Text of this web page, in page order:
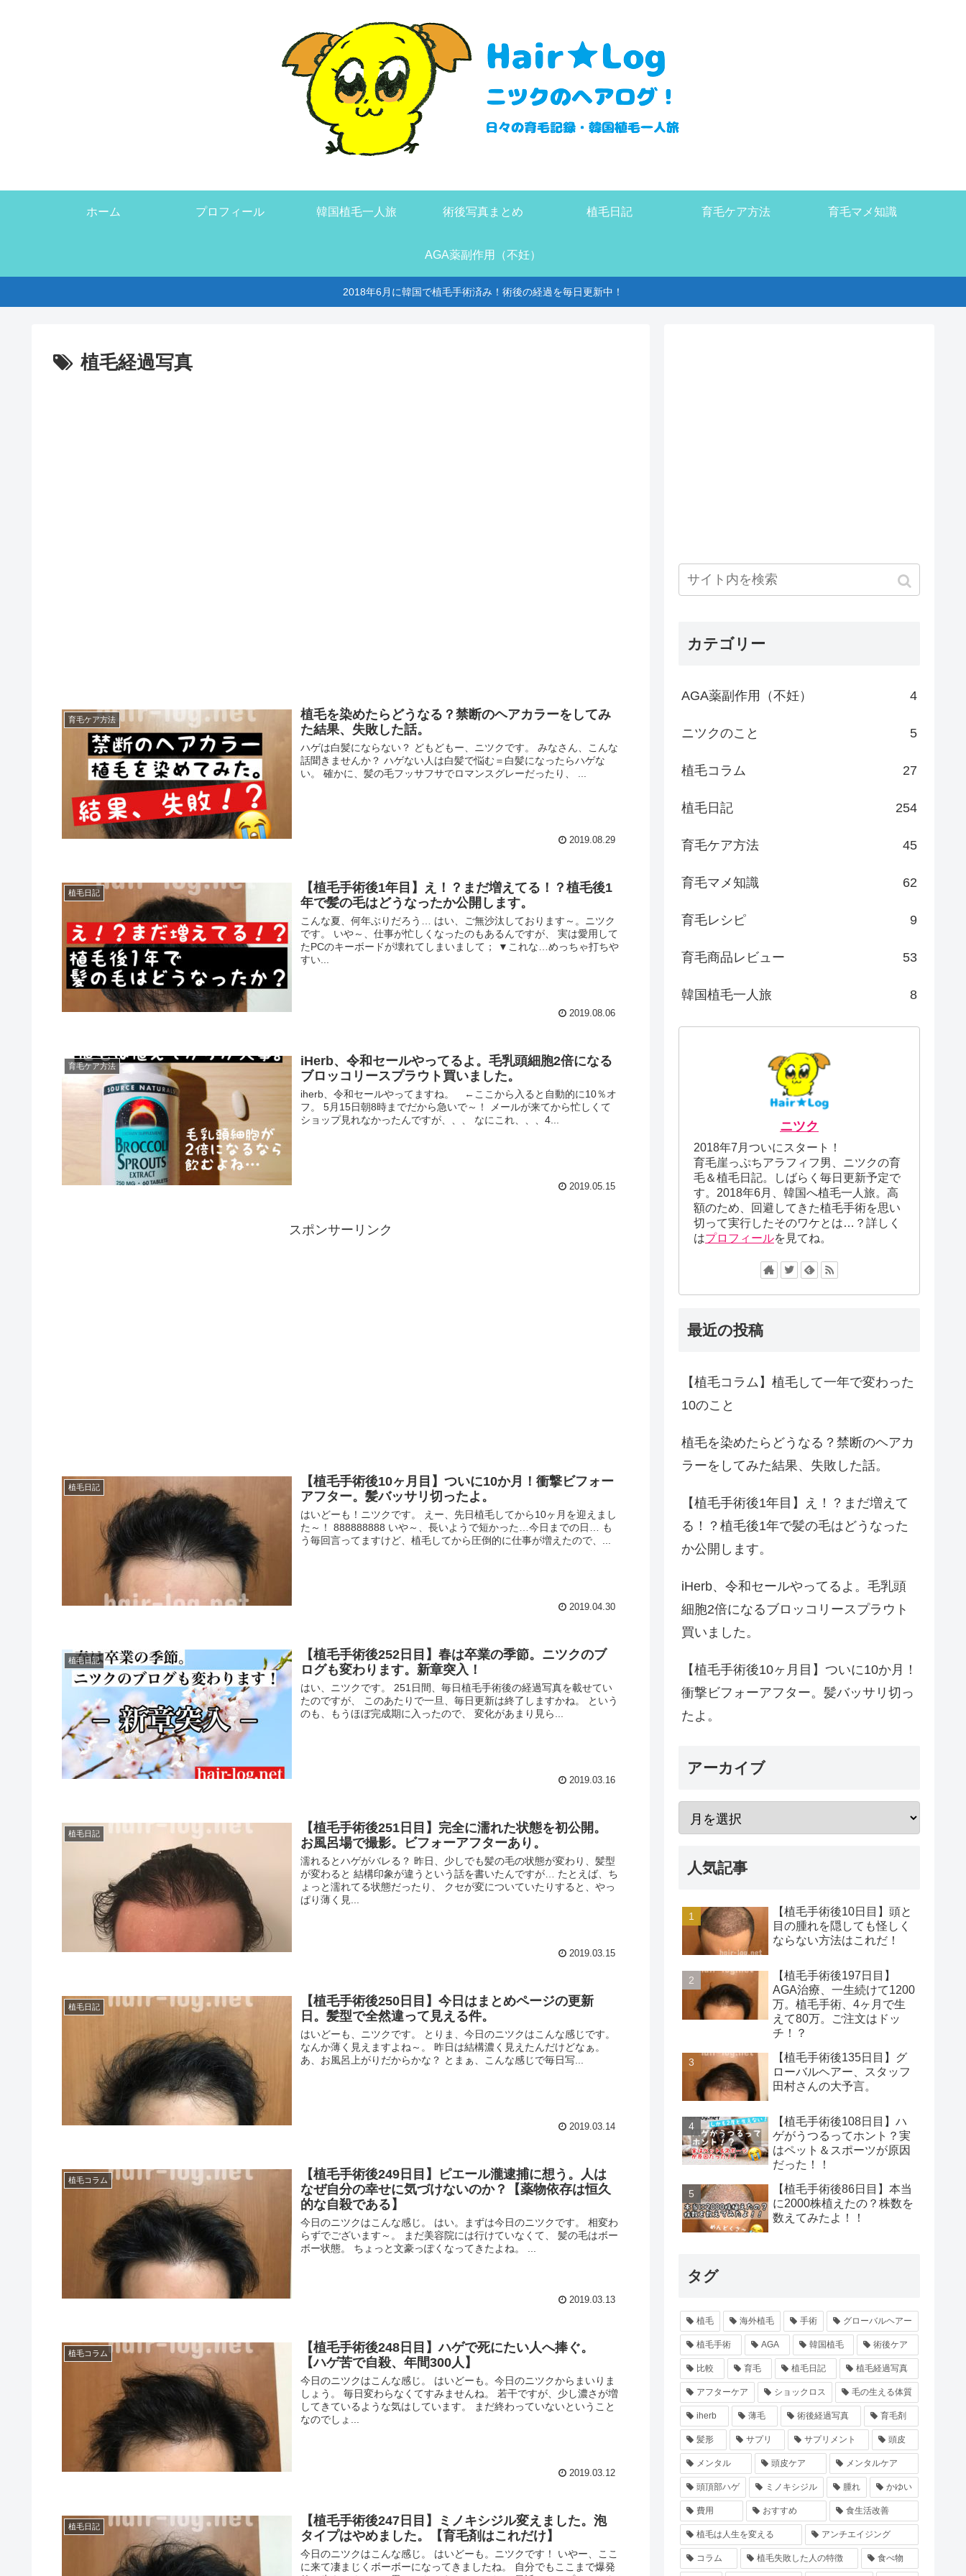
ホーム プロフィール 韓国植毛一人旅 術後写真まとめ 植毛日記 育毛ケア方法 育毛マメ知識
AGA薬副作用（不妊）
2018年6月に韓国で植毛手術済み！術後の経過を毎日更新中！
植毛経過写真
育毛ケア方法
植毛を染めたらどうなる？禁断のヘアカラーをしてみ
た結果、失敗した話。
ハゲは白髪にならない？ どもどもー、ニツクです。 みなさん、こんな
話聞きませんか？ ハゲない人は白髪で悩む＝白髪になったらハゲな
い。 確かに、髪の毛フッサフサでロマンスグレーだったり、 ...
2019.08.29
植毛日記
【植毛手術後1年目】え！？まだ増えてる！？植毛後1
年で髪の毛はどうなったか公開します。
こんな夏、何年ぶりだろう… はい、ご無沙汰しております～。ニツク
です。 いや～、仕事が忙しくなったのもあるんですが、 実は愛用して
たPCのキーボードが壊れてしまいまして； ▼これな…めっちゃ打ちや
すい...
2019.08.06
育毛ケア方法
iHerb、令和セールやってるよ。毛乳頭細胞2倍になる
ブロッコリースプラウト買いました。
iherb、令和セールやってますね。 ←ここから入ると自動的に10％オ
フ。 5月15日朝8時までだから急いで～！ メールが来てから忙しくて
ショップ見れなかったんですが、、、 なにこれ、、、4...
2019.05.15
スポンサーリンク
植毛日記
【植毛手術後10ヶ月目】ついに10か月！衝撃ビフォー
アフター。髪バッサリ切ったよ。
はいどーも！ニツクです。 えー、先日植毛してから10ヶ月を迎えまし
た～！ 888888888 いや～、長いようで短かった…今日までの日… も
う毎回言ってますけど、植毛してから圧倒的に仕事が増えたので、...
2019.04.30
植毛日記
【植毛手術後252日目】春は卒業の季節。ニツクのブ
ログも変わります。新章突入！
はい、ニツクです。 251日間、毎日植毛手術後の経過写真を載せてい
たのですが、 このあたりで一旦、毎日更新は終了しますかね。 という
のも、もうほぼ完成期に入ったので、 変化があまり見ら...
2019.03.16
植毛日記
【植毛手術後251日目】完全に濡れた状態を初公開。
お風呂場で撮影。ビフォーアフターあり。
濡れるとハゲがバレる？ 昨日、少しでも髪の毛の状態が変わり、髪型
が変わると 結構印象が違うという話を書いたんですが… たとえば、ち
ょっと濡れてる状態だったり、 クセが変についていたりすると、やっ
ぱり薄く見...
2019.03.15
植毛日記
【植毛手術後250日目】今日はまとめページの更新
日。髪型で全然違って見える件。
はいどーも、ニツクです。 とりま、今日のニツクはこんな感じです。
なんか薄く見えますよね～。 昨日は結構濃く見えたんだけどなぁ。
あ、お風呂上がりだからかな？ とまぁ、こんな感じで毎日写...
2019.03.14
植毛コラム
【植毛手術後249日目】ピエール瀧逮捕に想う。人は
なぜ自分の幸せに気づけないのか？【薬物依存は恒久
的な自殺である】
今日のニツクはこんな感じ。 はい。まずは今日のニツクです。 相変わ
らずでございます～。 まだ美容院には行けていなくて、 髪の毛はボー
ボー状態。 ちょっと文豪っぽくなってきたよね。 ...
2019.03.13
植毛コラム
【植毛手術後248日目】ハゲで死にたい人へ捧ぐ。
【ハゲ苦で自殺、年間300人】
今日のニツクはこんな感じ。 はいどーも。今日のニツクからまいりま
しょう。 毎日変わらなくてすみませんね。 若干ですが、少し濃さが増
してきているような気はしています。 まだ終わっていないということ
なのでしょ...
2019.03.12
植毛日記
【植毛手術後247日目】ミノキシジル変えました。泡
タイプはやめました。【育毛剤はこれだけ】
今日のニツクはこんな感じ。 はいどーも。ニツクです！ いやー、ここ
に来て凄まじくボーボーになってきましたね。 自分でもここまで爆発
カテゴリー
AGA薬副作用（不妊） 4
ニツクのこと 5
植毛コラム 27
植毛日記 254
育毛ケア方法 45
育毛マメ知識 62
育毛レシピ 9
育毛商品レビュー 53
韓国植毛一人旅 8
ニツク
2018年7月ついにスタート！
育毛崖っぷちアラフィフ男、ニツクの育
毛＆植毛日記。しばらく毎日更新予定で
す。2018年6月、韓国へ植毛一人旅。高
額のため、回避してきた植毛手術を思い
切って実行したそのワケとは…？詳しく
はプロフィールを見てね。
最近の投稿
【植毛コラム】植毛して一年で変わった
10のこと
植毛を染めたらどうなる？禁断のヘアカ
ラーをしてみた結果、失敗した話。
【植毛手術後1年目】え！？まだ増えて
る！？植毛後1年で髪の毛はどうなった
か公開します。
iHerb、令和セールやってるよ。毛乳頭
細胞2倍になるブロッコリースプラウト
買いました。
【植毛手術後10ヶ月目】ついに10か月！
衝撃ビフォーアフター。髪バッサリ切っ
たよ。
アーカイブ
人気記事
【植毛手術後10日目】頭と
目の腫れを隠しても怪しく
ならない方法はこれだ！
【植毛手術後197日目】
AGA治療、一生続けて1200
万。植毛手術、4ヶ月で生
えて80万。ご注文はドッ
チ！？
【植毛手術後135日目】グ
ローバルヘアー、スタッフ
田村さんの大予言。
【植毛手術後108日目】ハ
ゲがうつるってホント？実
はペット＆スポーツが原因
だった！！
【植毛手術後86日目】本当
に2000株植えたの？株数を
数えてみたよ！！
タグ
植毛 海外植毛 手術 グローバルヘアー
植毛手術 AGA 韓国植毛 術後ケア
比較 育毛 植毛日記 植毛経過写真
アフターケア ショックロス 毛の生える体質
iherb 薄毛 術後経過写真 育毛剤
髪形 サプリ サプリメント 頭皮
メンタル 頭皮ケア メンタルケア
頭頂部ハゲ ミノキシジル 腫れ かゆい
費用 おすすめ 食生活改善
植毛は人生を変える アンチエイジング
コラム 植毛失敗した人の特徴 食べ物